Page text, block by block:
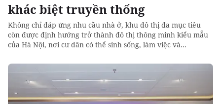
khác biệt truyền thống
Không chỉ đáp ứng nhu cầu nhà ở, khu đô thị đa mục tiêu
còn được định hướng trở thành đô thị thông minh kiểu mẫu
của Hà Nội, nơi cư dân có thể sinh sống, làm việc và...